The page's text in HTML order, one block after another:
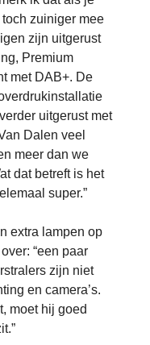
zuiniger mee
zijn uitgerust
Premium
met DAB+. De
uitgerust met
Dalen veel
meer dan we
dat betreft is het
super.”
extra lampen op
“een paar
zijn niet
en camera’s.
moet hij goed